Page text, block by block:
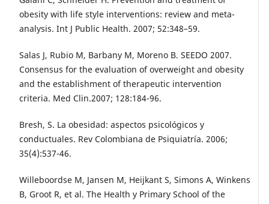
obesity with life style interventions: review and meta-
analysis. Int J Public Health. 2007; 52:348–59.
Salas J, Rubio M, Barbany M, Moreno B. SEEDO 2007.
Consensus for the evaluation of overweight and obesity
and the establishment of therapeutic intervention
criteria. Med Clin.2007; 128:184-96.
Bresh, S. La obesidad: aspectos psicológicos y
conductuales. Rev Colombiana de Psiquiatría. 2006;
35(4):537-46.
Willeboordse M, Jansen M, Heijkant S, Simons A, Winkens
B, Groot R, et al. The Health y Primary School of the